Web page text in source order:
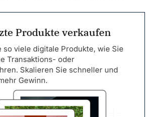
Produkte verkaufen
so viele digitale Produkte, wie Sie
Transaktions- oder
Skalieren Sie schneller und
Gewinn.